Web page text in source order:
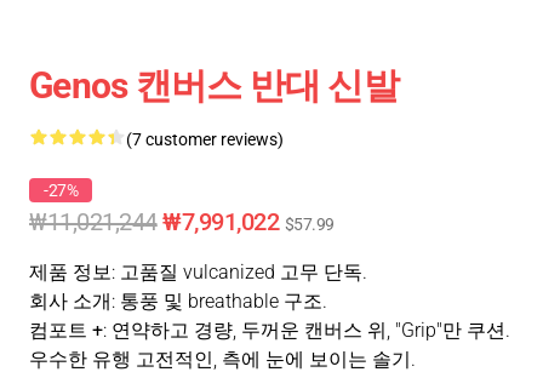
Genos 캔버스 반대 신발
(7 customer reviews)
-27%
₩11,021,244₩7,991,022 $57.99
제품 정보: 고품질 vulcanized 고무 단독.
회사 소개: 통풍 및 breathable 구조.
컴포트 +: 연약하고 경량, 두꺼운 캔버스 위, "Grip"만 쿠션.
우수한 유행 고전적인, 측에 눈에 보이는 솔기.